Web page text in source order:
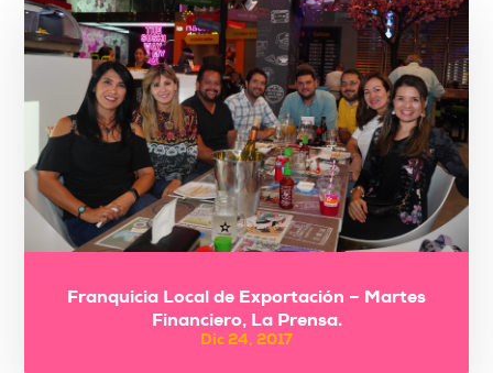
Franquicia Local de Exportación – Martes
Financiero, La Prensa.
Dic 24, 2017